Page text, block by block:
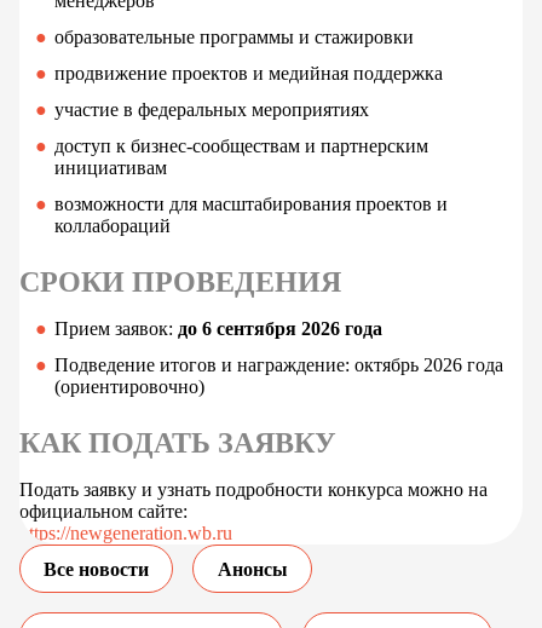
образовательные программы и стажировки
продвижение проектов и медийная поддержка
участие в федеральных мероприятиях
доступ к бизнес-сообществам и партнерским
инициативам
возможности для масштабирования проектов и
коллабораций
СРОКИ ПРОВЕДЕНИЯ
Прием заявок: до 6 сентября 2026 года
Подведение итогов и награждение: октябрь 2026 года
(ориентировочно)
КАК ПОДАТЬ ЗАЯВКУ
Подать заявку и узнать подробности конкурса можно на
официальном сайте:
https://newgeneration.wb.ru
Все новости
Анонсы